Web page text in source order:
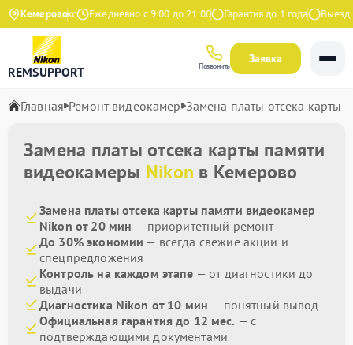
Кемерово
4.9 на Яндекс Ежедневно с 9:00 до 21:00 Гарантия до 1 года Выезд
REMSUPPORT Позвонить
Заявка
Главная Ремонт видеокамер Замена платы отсека карты
Замена платы отсека карты памяти
видеокамеры Nikon в Кемерово
Замена платы отсека карты памяти видеокамер
Nikon от 20 мин — приоритетный ремонт
До 30% экономии — всегда свежие акции и
спецпредложения
Контроль на каждом этапе — от диагностики до
выдачи
Диагностика Nikon от 10 мин — понятный вывод
Официальная гарантия до 12 мес. — с
подтверждающими документами